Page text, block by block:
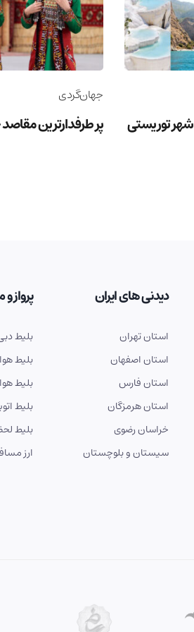
ترکیه فقط استانبول نیست! معرفی 10 شهر توریستی
جهان‌گردی
پر طرفدارترین مقاصد
دیدنی های ایران
استان تهران
استان اصفهان
استان فارس
استان هرمزگان
خراسان رضوی
سیستان و بلوچستان
پرواز
بلیط
بلیط
بلیط
بلیط
بلیط
ارز